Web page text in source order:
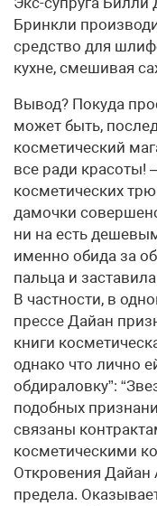
Бринкли
средство для
кухне, смешивая
Вывод? Покуда
может быть,
косметический
все ради красоты!
косметических
дамочки
ни на есть
именно обида за
пальца и
В частности, в
прессе Дайан
книги
однако что лично
обдираловку”:
подобных
связаны
косметическими
Откровения Дайан
предела.